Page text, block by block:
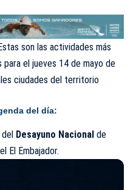
son las actividades más
para el jueves 14 de mayo de
ciudades del territorio
del día:
Desayuno Nacional de
El Embajador.